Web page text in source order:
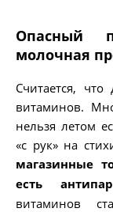
Опасный
молочная
Считается,
витаминов.
нельзя летом
«с рук» на
магазинные
есть
витаминов